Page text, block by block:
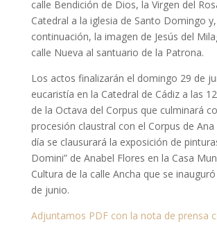
calle Bendición de Dios, la Virgen del
Catedral a la iglesia de Santo Domingo
continuación, la imagen de Jesús del
calle Nueva al santuario de la Patrona.
Los actos finalizarán el domingo 29 de
eucaristía en la Catedral de Cádiz a las
de la Octava del Corpus que culminará
procesión claustral con el Corpus de Ana
día se clausurará la exposición de
Domini” de Anabel Flores en la Casa
Cultura de la calle Ancha que se
de junio.
Adjuntamos PDF con la nota de prensa